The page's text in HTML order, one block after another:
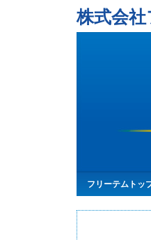
株式会
フリーテムトッ